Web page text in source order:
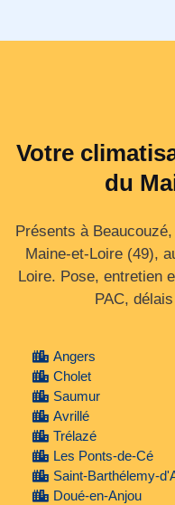
Votre
du
Présents à
Maine‑et‑Loire (49),
Loire. Pose, entretien
PAC,
Angers
Cholet
Saumur
Avrillé
Trélazé
Les Ponts-de-Cé
Saint-Barthélemy-
Doué-en-Anjou